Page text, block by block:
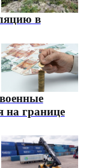
в
границе